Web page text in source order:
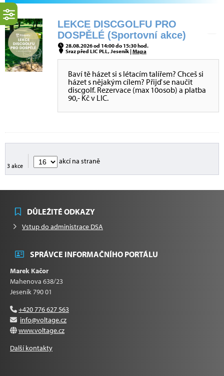
LEKCE DISCGOLFU PRO
DOSPĚLÉ (Sportovní akce)
28.08.2026 od 14:00 do 15:30 hod.
Sraz před LIC PLL, Jeseník |Mapa
Baví tě házet si s létacím talířem? Chceš si
házet s nějakým cílem? Přijď se naučit
discgolf. Rezervace (max 10osob) a platba
90,- Kč v LIC.
3 akce
akcí na straně
DŮLEŽITÉ ODKAZY
Vstup do administrace DSA
SPRÁVCE INFORMAČNÍHO PORTÁLU
Marek Kačor
Mahenova 638/23
Jeseník 790 01
+420 776 627 563
info@voltage.cz
www.voltage.cz
Další kontakty